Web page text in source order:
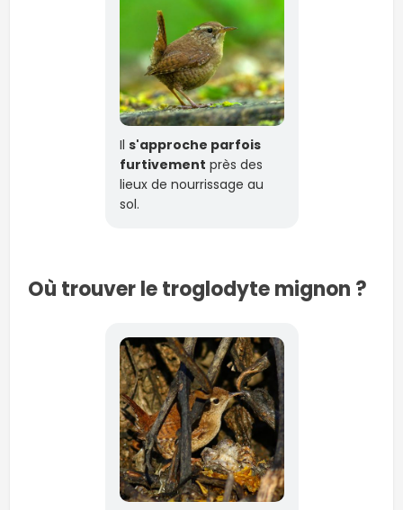
Il s'approche parfois
furtivement près des
lieux de nourrissage au
sol.
Où trouver le troglodyte mignon ?